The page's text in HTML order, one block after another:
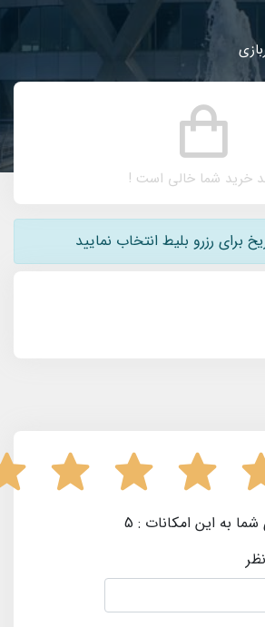
برای رزرو بلیط انتخاب نمایید
خرید شما خالی است !
شما به این امکانات : 5